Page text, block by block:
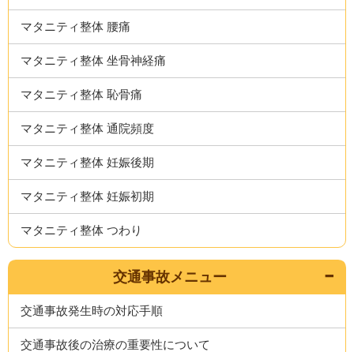
マタニティ整体 腰痛
マタニティ整体 坐骨神経痛
マタニティ整体 恥骨痛
マタニティ整体 通院頻度
マタニティ整体 妊娠後期
マタニティ整体 妊娠初期
マタニティ整体 つわり
交通事故メニュー
交通事故発生時の対応手順
交通事故後の治療の重要性について